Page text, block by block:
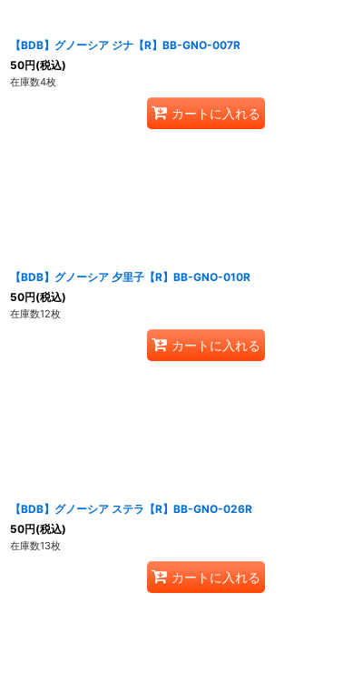
【BDB】グノーシア ジナ【R】BB-GNO-007R
50円(税込)
在庫数4枚
カートに入れる
【BDB】グノーシア 夕里子【R】BB-GNO-010R
50円(税込)
在庫数12枚
カートに入れる
【BDB】グノーシア ステラ【R】BB-GNO-026R
50円(税込)
在庫数13枚
カートに入れる